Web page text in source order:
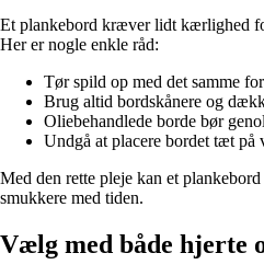
Et plankebord kræver lidt kærlighed
Her er nogle enkle råd:
Tør spild op med det samme
Brug altid bordskånere og
Oliebehandlede borde bør
Undgå at placere bordet tæt
Med den rette pleje kan et
smukkere med tiden.
Vælg med både hjerte